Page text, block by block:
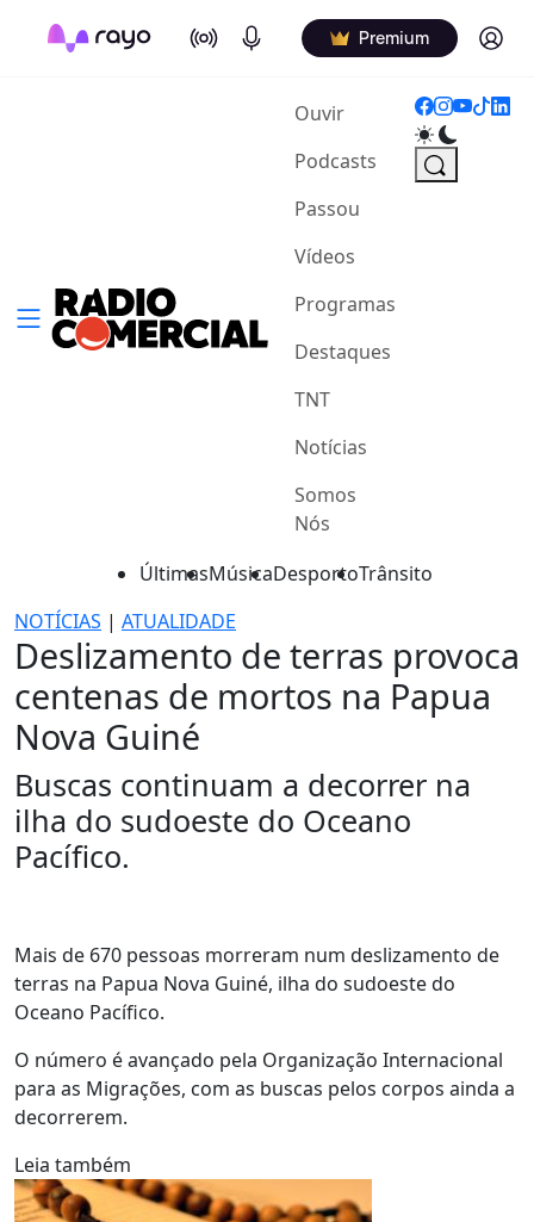
On Air Podcasts Premium Log in
Ouvir(current)
Podcasts
Passou
Vídeos
Programas
Destaques
TNT
Notícias
Somos
Nós
ÚltimasMúsicaDesportoTrânsito
NOTÍCIAS | ATUALIDADE
Deslizamento de terras provoca
centenas de mortos na Papua
Nova Guiné
Buscas continuam a decorrer na
ilha do sudoeste do Oceano
Pacífico.
Mais de 670 pessoas morreram num deslizamento de
terras na Papua Nova Guiné, ilha do sudoeste do
Oceano Pacífico.
O número é avançado pela Organização Internacional
para as Migrações, com as buscas pelos corpos ainda a
decorrerem.
Leia também